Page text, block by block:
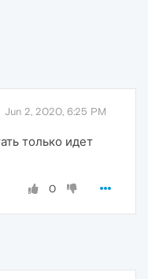
Jun 2, 2020, 6:25 PM
только идет
0